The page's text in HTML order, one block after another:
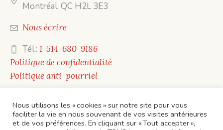
Montréal, QC H2L 3E3
Nous écrire
Tél.:1-514-680-9186
Politique de confidentialité
Politique anti-pourriel
Nous utilisons les « cookies » sur notre site pour vous
faciliter la vie en nous souvenant de vos visites antérieures
et de vos préférences. En cliquant sur « Tout accepter »,